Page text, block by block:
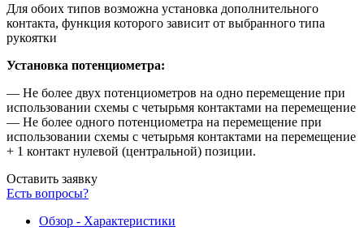
Для обоих типов возможна установка дополнительного
контакта, функция которого зависит от выбранного типа
рукоятки
Установка потенциометра:
— Не более двух потенциометров на одно перемещение при
использовании схемы с четырьмя контактами на перемещение
— Не более одного потенциометра на перемещение при
использовании схемы с четырьмя контактами на перемещение
+ 1 контакт нулевой (центральной) позиции.
Оставить заявку
Есть вопросы?
Обзор - Характеристики